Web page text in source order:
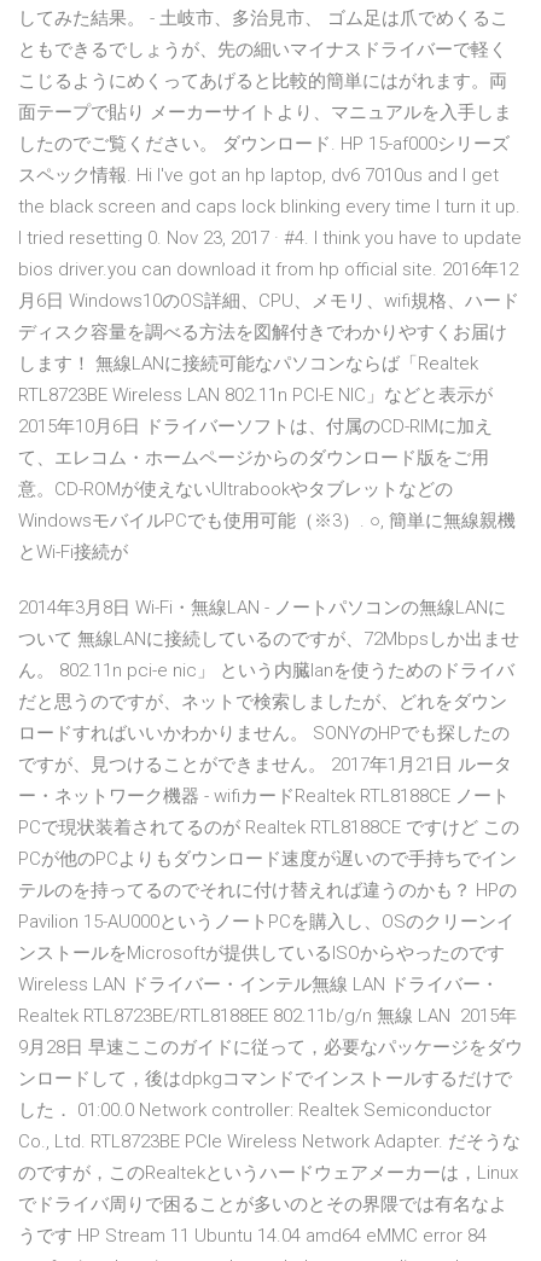
してみた結果。 - 土岐市、多治見市、 ゴム足は爪でめくるこ
ともできるでしょうが、先の細いマイナスドライバーで軽く
こじるようにめくってあげると比較的簡単にはがれます。両
面テープで貼り メーカーサイトより、マニュアルを入手しま
したのでご覧ください。 ダウンロード. HP 15-af000シリーズ
スペック情報. Hi I've got an hp laptop, dv6 7010us and I get
the black screen and caps lock blinking every time I turn it up.
I tried resetting 0. Nov 23, 2017 · #4. I think you have to update
bios driver.you can download it from hp official site. 2016年12
月6日 Windows10のOS詳細、CPU、メモリ、wifi規格、ハード
ディスク容量を調べる方法を図解付きでわかりやすくお届け
します！ 無線LANに接続可能なパソコンならば「Realtek
RTL8723BE Wireless LAN 802.11n PCI-E NIC」などと表示が
2015年10月6日 ドライバーソフトは、付属のCD-RIMに加え
て、エレコム・ホームページからのダウンロード版をご用
意。CD-ROMが使えないUltrabookやタブレットなどの
WindowsモバイルPCでも使用可能（※3）. ○, 簡単に無線親機
とWi-Fi接続が
2014年3月8日 Wi-Fi・無線LAN - ノートパソコンの無線LANに
ついて 無線LANに接続しているのですが、72Mbpsしか出ませ
ん。 802.11n pci-e nic」 という内臓lanを使うためのドライバ
だと思うのですが、ネットで検索しましたが、どれをダウン
ロードすればいいかわかりません。 SONYのHPでも探したの
ですが、見つけることができません。 2017年1月21日 ルータ
ー・ネットワーク機器 - wifiカードRealtek RTL8188CE ノート
PCで現状装着されてるのが Realtek RTL8188CE ですけど この
PCが他のPCよりもダウンロード速度が遅いので手持ちでイン
テルのを持ってるのでそれに付け替えれば違うのかも？ HPの
Pavilion 15-AU000というノートPCを購入し、OSのクリーンイ
ンストールをMicrosoftが提供しているISOからやったのです
Wireless LAN ドライバー・インテル無線 LAN ドライバー・
Realtek RTL8723BE/RTL8188EE 802.11b/g/n 無線 LAN 2015年
9月28日 早速ここのガイドに従って，必要なパッケージをダウ
ンロードして，後はdpkgコマンドでインストールするだけで
した． 01:00.0 Network controller: Realtek Semiconductor
Co., Ltd. RTL8723BE PCIe Wireless Network Adapter. だそうな
のですが，このRealtekというハードウェアメーカーは，Linux
でドライバ周りで困ることが多いのとその界隈では有名なよ
うです HP Stream 11 Ubuntu 14.04 amd64 eMMC error 84